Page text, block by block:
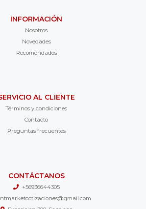
INFORMACIÓN
Nosotros
Novedades
Recomendados
AL CLIENTE
Términos y condiciones
Contacto
Preguntas frecuentes
CONTÁCTANOS
+56936644305